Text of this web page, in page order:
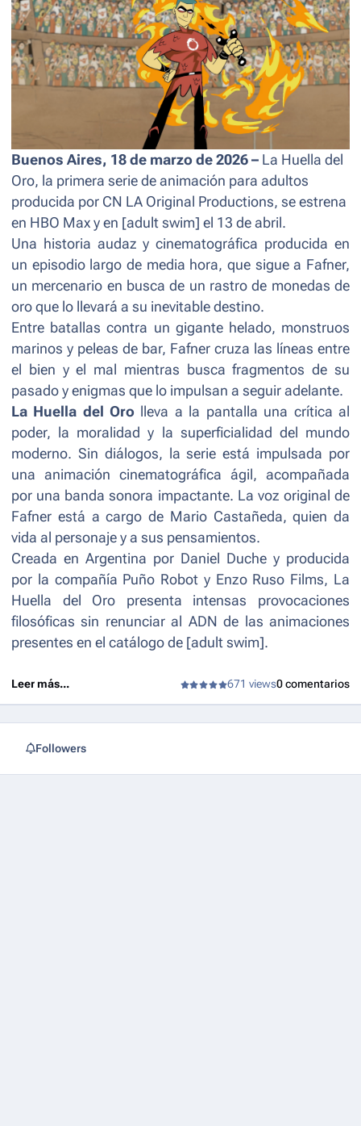
Buenos Aires, 18 de marzo de 2026 – La Huella del
Oro, la primera serie de animación para adultos
producida por CN LA Original Productions, se estrena
en HBO Max y en [adult swim] el 13 de abril.
Una historia audaz y cinematográfica producida en
un episodio largo de media hora, que sigue a Fafner,
un mercenario en busca de un rastro de monedas de
oro que lo llevará a su inevitable destino.
Entre batallas contra un gigante helado, monstruos
marinos y peleas de bar, Fafner cruza las líneas entre
el bien y el mal mientras busca fragmentos de su
pasado y enigmas que lo impulsan a seguir adelante.
La Huella del Oro lleva a la pantalla una crítica al
poder, la moralidad y la superficialidad del mundo
moderno. Sin diálogos, la serie está impulsada por
una animación cinematográfica ágil, acompañada
por una banda sonora impactante. La voz original de
Fafner está a cargo de Mario Castañeda, quien da
vida al personaje y a sus pensamientos.
Creada en Argentina por Daniel Duche y producida
por la compañía Puño Robot y Enzo Ruso Films, La
Huella del Oro presenta intensas provocaciones
filosóficas sin renunciar al ADN de las animaciones
presentes en el catálogo de [adult swim].
Leer más... 671 views0 comentarios
Followers